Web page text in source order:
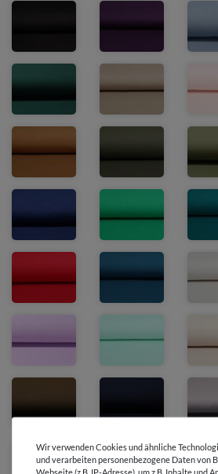
Wir verwenden Cookies und ähnliche
und verarbeiten personenbezogene Daten von
Webseite (z.B. IP-Adresse), um z.B. Inhalte und